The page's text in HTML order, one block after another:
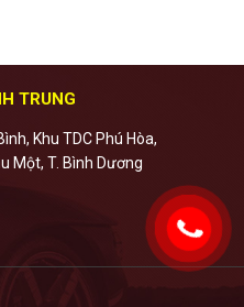
TRUNG
Khu TDC Phú Hòa,
Một, T. Bình Dương